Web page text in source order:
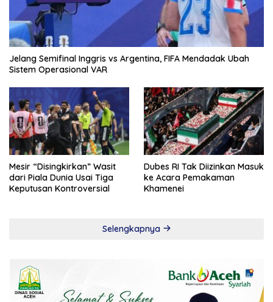
Jelang Semifinal Inggris vs Argentina, FIFA Mendadak Ubah
Sistem Operasional VAR
Mesir “Disingkirkan” Wasit
dari Piala Dunia Usai Tiga
Keputusan Kontroversial
Dubes RI Tak Diizinkan Masuk
ke Acara Pemakaman
Khamenei
Selengkapnya